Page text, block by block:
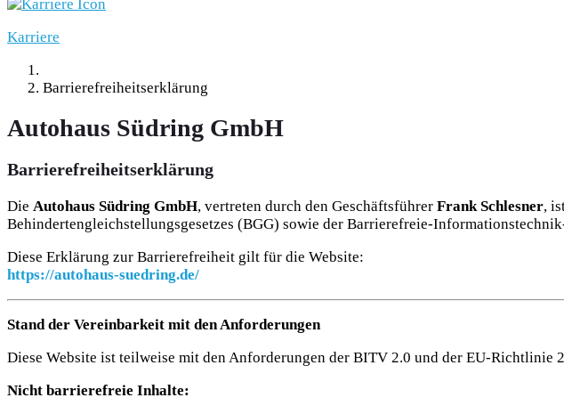
Karriere
Barrierefreiheitserklärung
Autohaus Südring GmbH
Barrierefreiheitserklärung
Die Autohaus Südring GmbH, vertreten durch den Geschäftsführer Frank Schlesner,
Behindertengleichstellungsgesetzes (BGG) sowie der Barrierefreie-
Diese Erklärung zur Barrierefreiheit gilt für die Website:
https://autohaus-suedring.de/
Stand der Vereinbarkeit mit den Anforderungen
Diese Website ist teilweise mit den Anforderungen der BITV 2.0 und der EU-Richtlinie
Nicht barrierefreie Inhalte: